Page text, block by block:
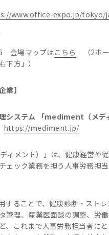
www.office-expo.jp/tokyo/
会場マップはこちら
（2ホ
下方」）
業】
システム 「mediment（メデ
https://mediment.jp/
ィメント）」は、健康経営や
ェック業務を担う人事労務担
することで、健康診断・スト
管理、産業医面談の調整、労
、これまで人事労務担当者に